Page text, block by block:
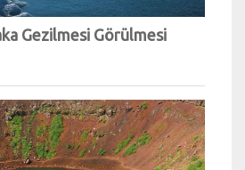
Gezilmesi Görülmesi